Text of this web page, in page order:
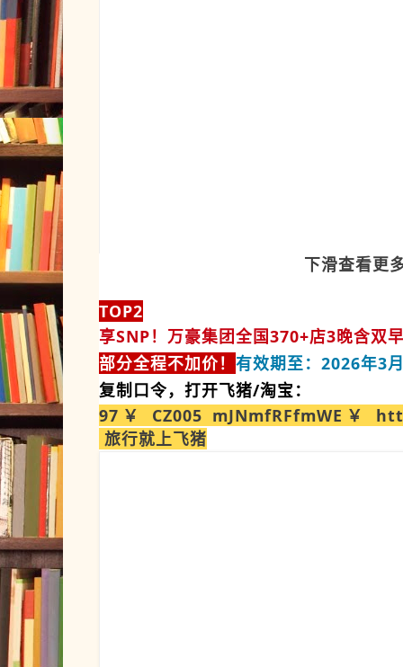
下滑查看更
TOP2
享SNP！万豪集团全国370+店3晚含双
部分全程不加价！ 有效期至：2026年3
复制口令，打开飞猪/淘宝：
97￥ CZ005 mJNmfRFfmWE￥
旅行就上飞猪